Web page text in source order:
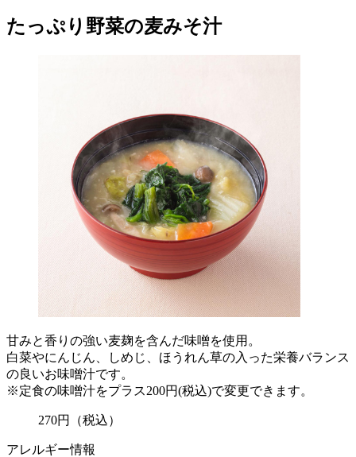
たっぷり野菜の麦みそ汁
甘みと香りの強い麦麹を含んだ味噌を使用。
白菜やにんじん、しめじ、ほうれん草の入った栄養バランス
の良いお味噌汁です。
※定食の味噌汁をプラス200円(税込)で変更できます。
270円 （税込）
アレルギー情報